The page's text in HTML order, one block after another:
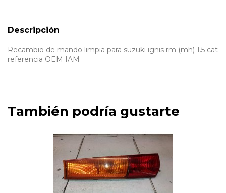
Descripción
Recambio de mando limpia para suzuki ignis rm (mh) 1.5 cat
referencia OEM IAM
También podría gustarte